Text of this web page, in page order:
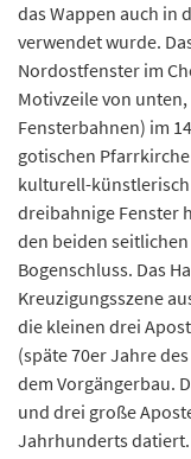
das Wappen auch in
verwendet wurde.
Nordostfenster im
Motivzeile von
Fensterbahnen) im
gotischen
kulturell-
dreibahnige Fenster
den beiden
Bogenschluss. Das
Kreuzigungsszene
die kleinen drei
(späte 70er Jahre
dem Vorgängerbau.
und drei große
Jahrhunderts datiert.